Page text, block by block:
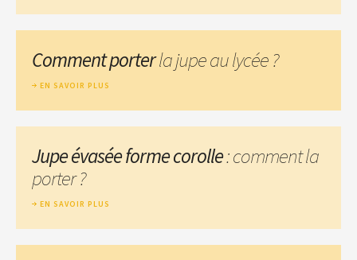
Comment porterla jupe au lycée ?
EN SAVOIR PLUS
Jupe évasée forme corolle: comment la
porter ?
EN SAVOIR PLUS